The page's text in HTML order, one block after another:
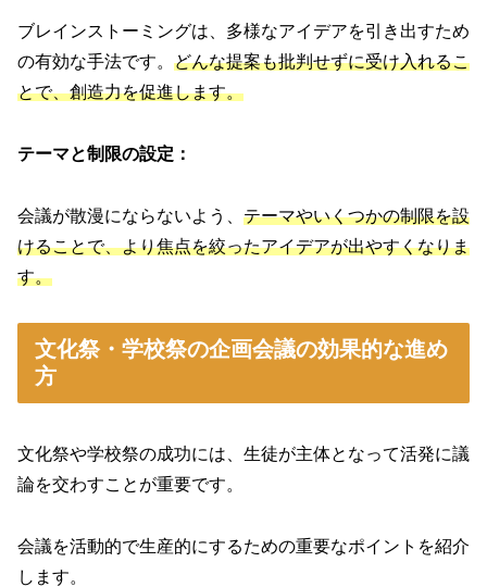
ブレインストーミングは、多様なアイデアを引き出すため
の有効な手法です。 どんな提案も批判せずに受け入れるこ
とで、創造力を促進します。
テーマと制限の設定：
会議が散漫にならないよう、 テーマやいくつかの制限を設
けることで、より焦点を絞ったアイデアが出やすくなりま
す。
文化祭・学校祭の企画会議の効果的な進め
方
文化祭や学校祭の成功には、生徒が主体となって活発に議
論を交わすことが重要です。
会議を活動的で生産的にするための重要なポイントを紹介
します。